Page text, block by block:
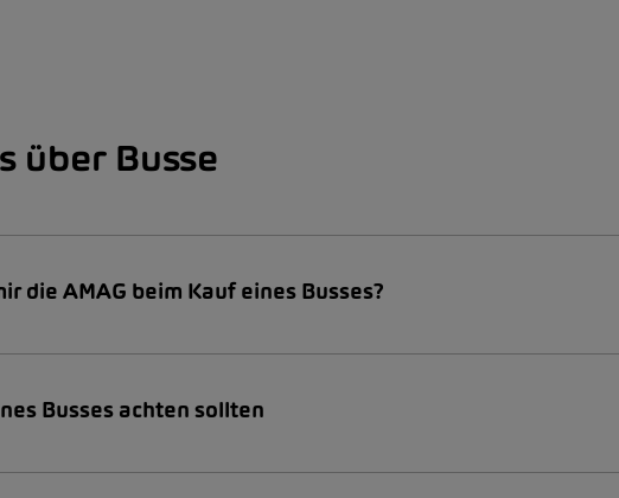
über Busse
die AMAG beim Kauf eines Busses?
Busses achten sollten